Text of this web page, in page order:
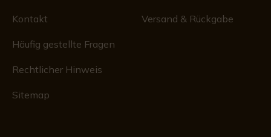
Kontakt
Häufig gestellte Fragen
Rechtlicher Hinweis
Sitemap
Versand & Rückgabe